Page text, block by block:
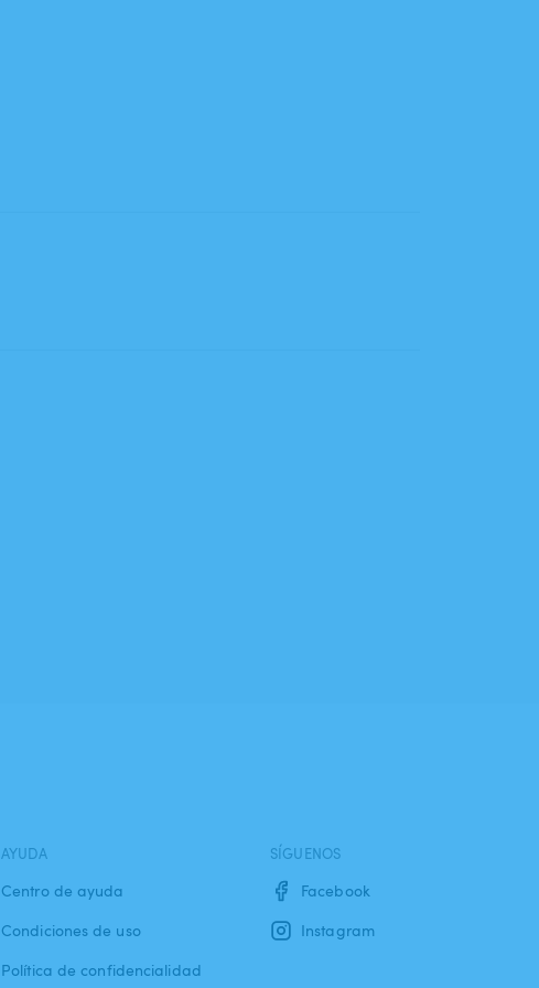
AYUDA
Centro de ayuda
Condiciones de uso
Política de confidencialidad
SÍGUENOS
Facebook
Instagram